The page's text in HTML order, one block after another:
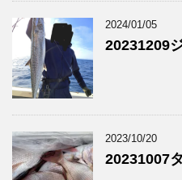
2024/01/05
20231209
2023/10/20
20231007